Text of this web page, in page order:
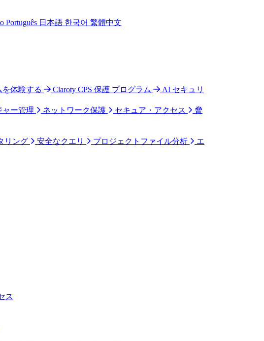
Português 日本語 한국어 繁體中文
体験する
Claroty CPS 保護 プログラム
AI セキュリ
ャー管理 ネットワーク保護 セキュア・アクセス
脅
リング 安全なクエリ プロジェクトファイル分析
エ
ス